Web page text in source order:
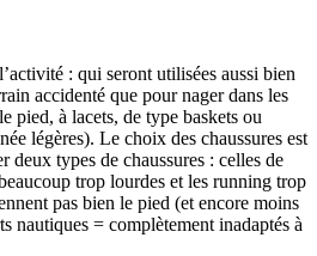
: qui seront utilisées aussi bien
accidenté que pour nager dans les
pied, à lacets, de type baskets ou
légères). Le choix des chaussures est
deux types de chaussures : celles de
trop lourdes et les running trop
pas bien le pied (et encore moins
nautiques = complètement inadaptés à